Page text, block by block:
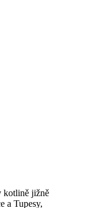
kotlině jižně
a Tupesy,